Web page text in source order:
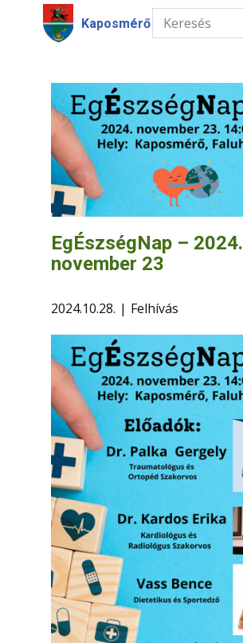
Kaposmérő
Hírek
Intézmények
Információk
Kapcsolat
EgÉszségNap – 2024.
november 23
2024.10.28. Felhívás